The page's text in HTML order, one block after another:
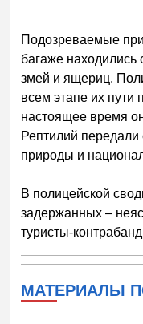
Подозреваемые
багаже находились
змей и ящериц.
всем этапе их пути
настоящее время
Рептилий передали
природы и
В полицейской
задержанных –
туристы-
МАТЕРИАЛЫ